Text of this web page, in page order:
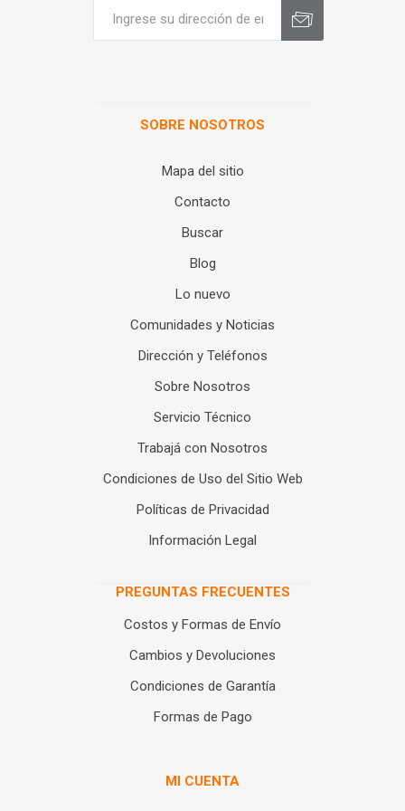
SOBRE NOSOTROS
Mapa del sitio
Contacto
Buscar
Blog
Lo nuevo
Comunidades y Noticias
Dirección y Teléfonos
Sobre Nosotros
Servicio Técnico
Trabajá con Nosotros
Condiciones de Uso del Sitio Web
Políticas de Privacidad
Información Legal
PREGUNTAS FRECUENTES
Costos y Formas de Envío
Cambios y Devoluciones
Condiciones de Garantía
Formas de Pago
MI CUENTA